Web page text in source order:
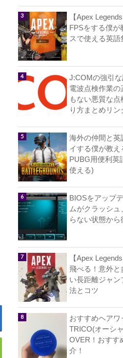
【Apex
FPSをする僕が
スで使える英語
J:COMの強引な
電波点検作業の
もない悪質な
り方まとめリン
海外の仲間と英
イする僕が教え
PUBG用便利英
使える)
BIOSをアップ
ムがクラッシ
らない状態から
【Apex
飛べる！意外と
い長距離ジャ
法とコツ
おすすめヘアワ
TRICO(オーシ
OVER！おすす
介！